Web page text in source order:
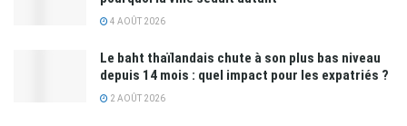
4 AOÛT 2026
Le baht thaïlandais chute à son plus bas niveau
depuis 14 mois : quel impact pour les expatriés ?
2 AOÛT 2026